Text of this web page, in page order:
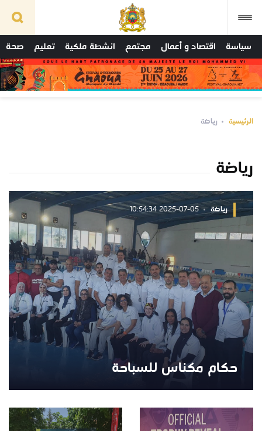
سياسة اقتصاد و أعمال مجتمع انشطة ملكية تعليم صحة
الرئيسية رياضة
رياضة
رياضة 2025-07-05 10:54:34
حكام مكناس للسباحة